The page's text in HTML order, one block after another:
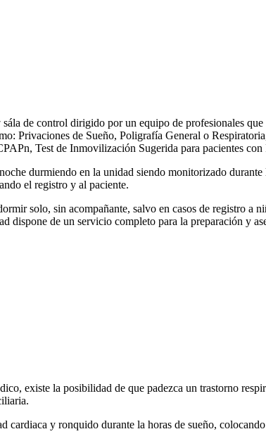
de control dirigido por un equipo de profesionales
Privaciones de Sueño, Poligrafía General o
Test de Inmovilización Sugerida para pacientes con
durmiendo en la unidad siendo monitorizado
el registro y al paciente.
solo, sin acompañante, salvo en casos de registro a
dispone de un servicio completo para la preparación y
existe la posibilidad de que padezca un trastorno
y ronquido durante la horas de sueño,